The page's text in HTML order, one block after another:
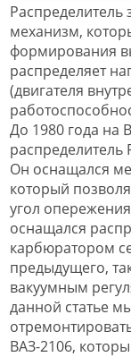
механизм,
формирования
распределяет
(двигателя
До 1980 года на
распределитель
Он оснащался
который
угол
оснащался
карбюратором
предыдущего,
вакуумным
данной статье
ВАЗ-2106,